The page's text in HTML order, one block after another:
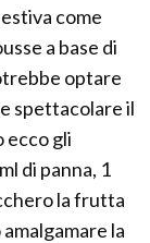
come
a base di
optare
spettacolare il
ecco gli
di panna, 1
la frutta
la